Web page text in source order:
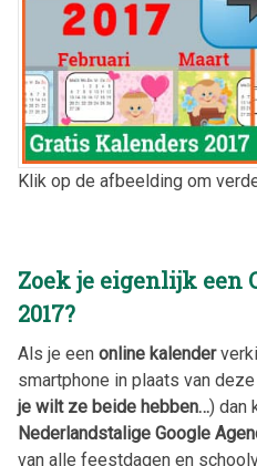
Klik op de afbeelding om
Zoek je eigenlijk een
2017?
Als je een online kalender
smartphone in plaats van
je wilt ze beide hebben…) dan
Nederlandstalige Google
van alle feestdagen en